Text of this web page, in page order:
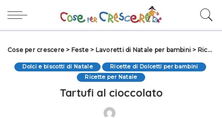
Cose per crescere > Feste > Lavoretti di Natale per bambini > Ricette per Natale
Dolci e biscotti di Natale
Ricette di Dolcetti per bambini
Ricette per Natale
Tartufi al cioccolato